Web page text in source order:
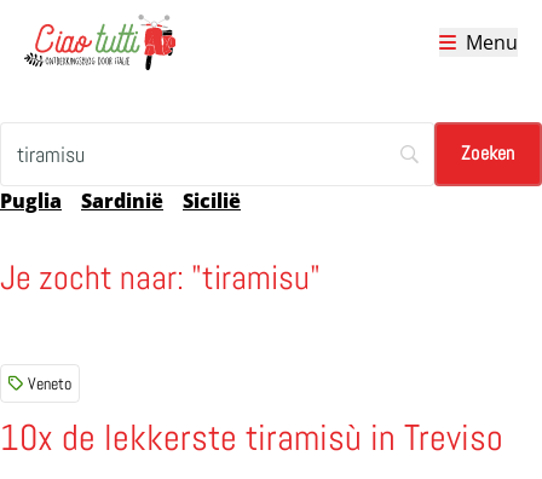
Menu
Puglia Sardinië Sicilië
Je zocht naar: "tiramisu"
Veneto
10x de lekkerste tiramisù in Treviso